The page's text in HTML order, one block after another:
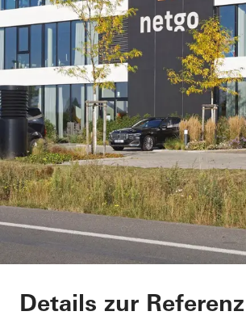
Netgo
Details zur Referenz